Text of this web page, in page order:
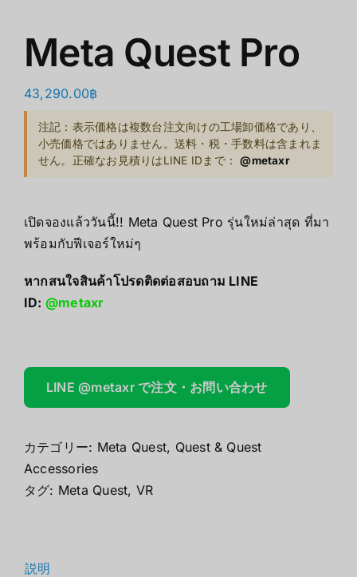
Meta Quest Pro
43,290.00฿
注記：表示価格は複数台注文向けの工場卸価格であり、
小売価格ではありません。送料・税・手数料は含まれま
せん。正確なお見積りはLINE IDまで：@metaxr
เปิดจองแล้ววันนี้!! Meta Quest Pro รุ่นใหม่ล่าสุด ที่มา
พร้อมกับฟีเจอร์ใหม่ๆ
หากสนใจสินค้าโปรดติดต่อสอบถาม LINE
ID: @metaxr
LINE @metaxr で注文・お問い合わせ
カテゴリー: Meta Quest, Quest & Quest
Accessories
タグ: Meta Quest, VR
説明